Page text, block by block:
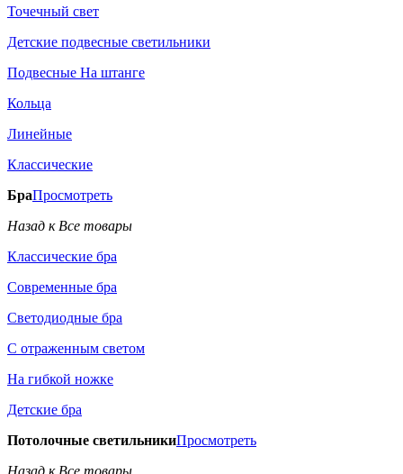
Точечный свет
Детские подвесные светильники
Подвесные На штанге
Кольца
Линейные
Классические
БраПросмотреть
Назад к Все товары
Классические бра
Современные бра
Светодиодные бра
С отраженным светом
На гибкой ножке
Детские бра
Потолочные светильникиПросмотреть
Назад к Все товары